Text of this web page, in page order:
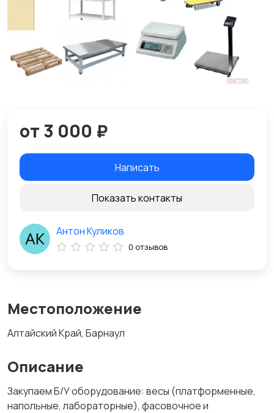
Местоположение
Алтайский Край, Барнаул
Описание
Закупаем Б/У оборудование: весы (платформенные,
напольные, лабораторные), фасовочное и
от 3 000 ₽
Написать
Показать контакты
Антон Куликов
0 отзывов